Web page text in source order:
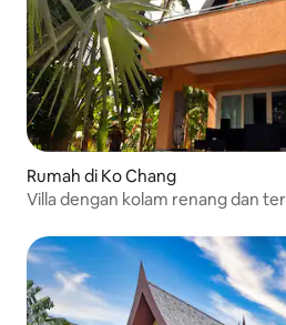
Rumah di Ko Chang
Villa dengan kolam renang dan